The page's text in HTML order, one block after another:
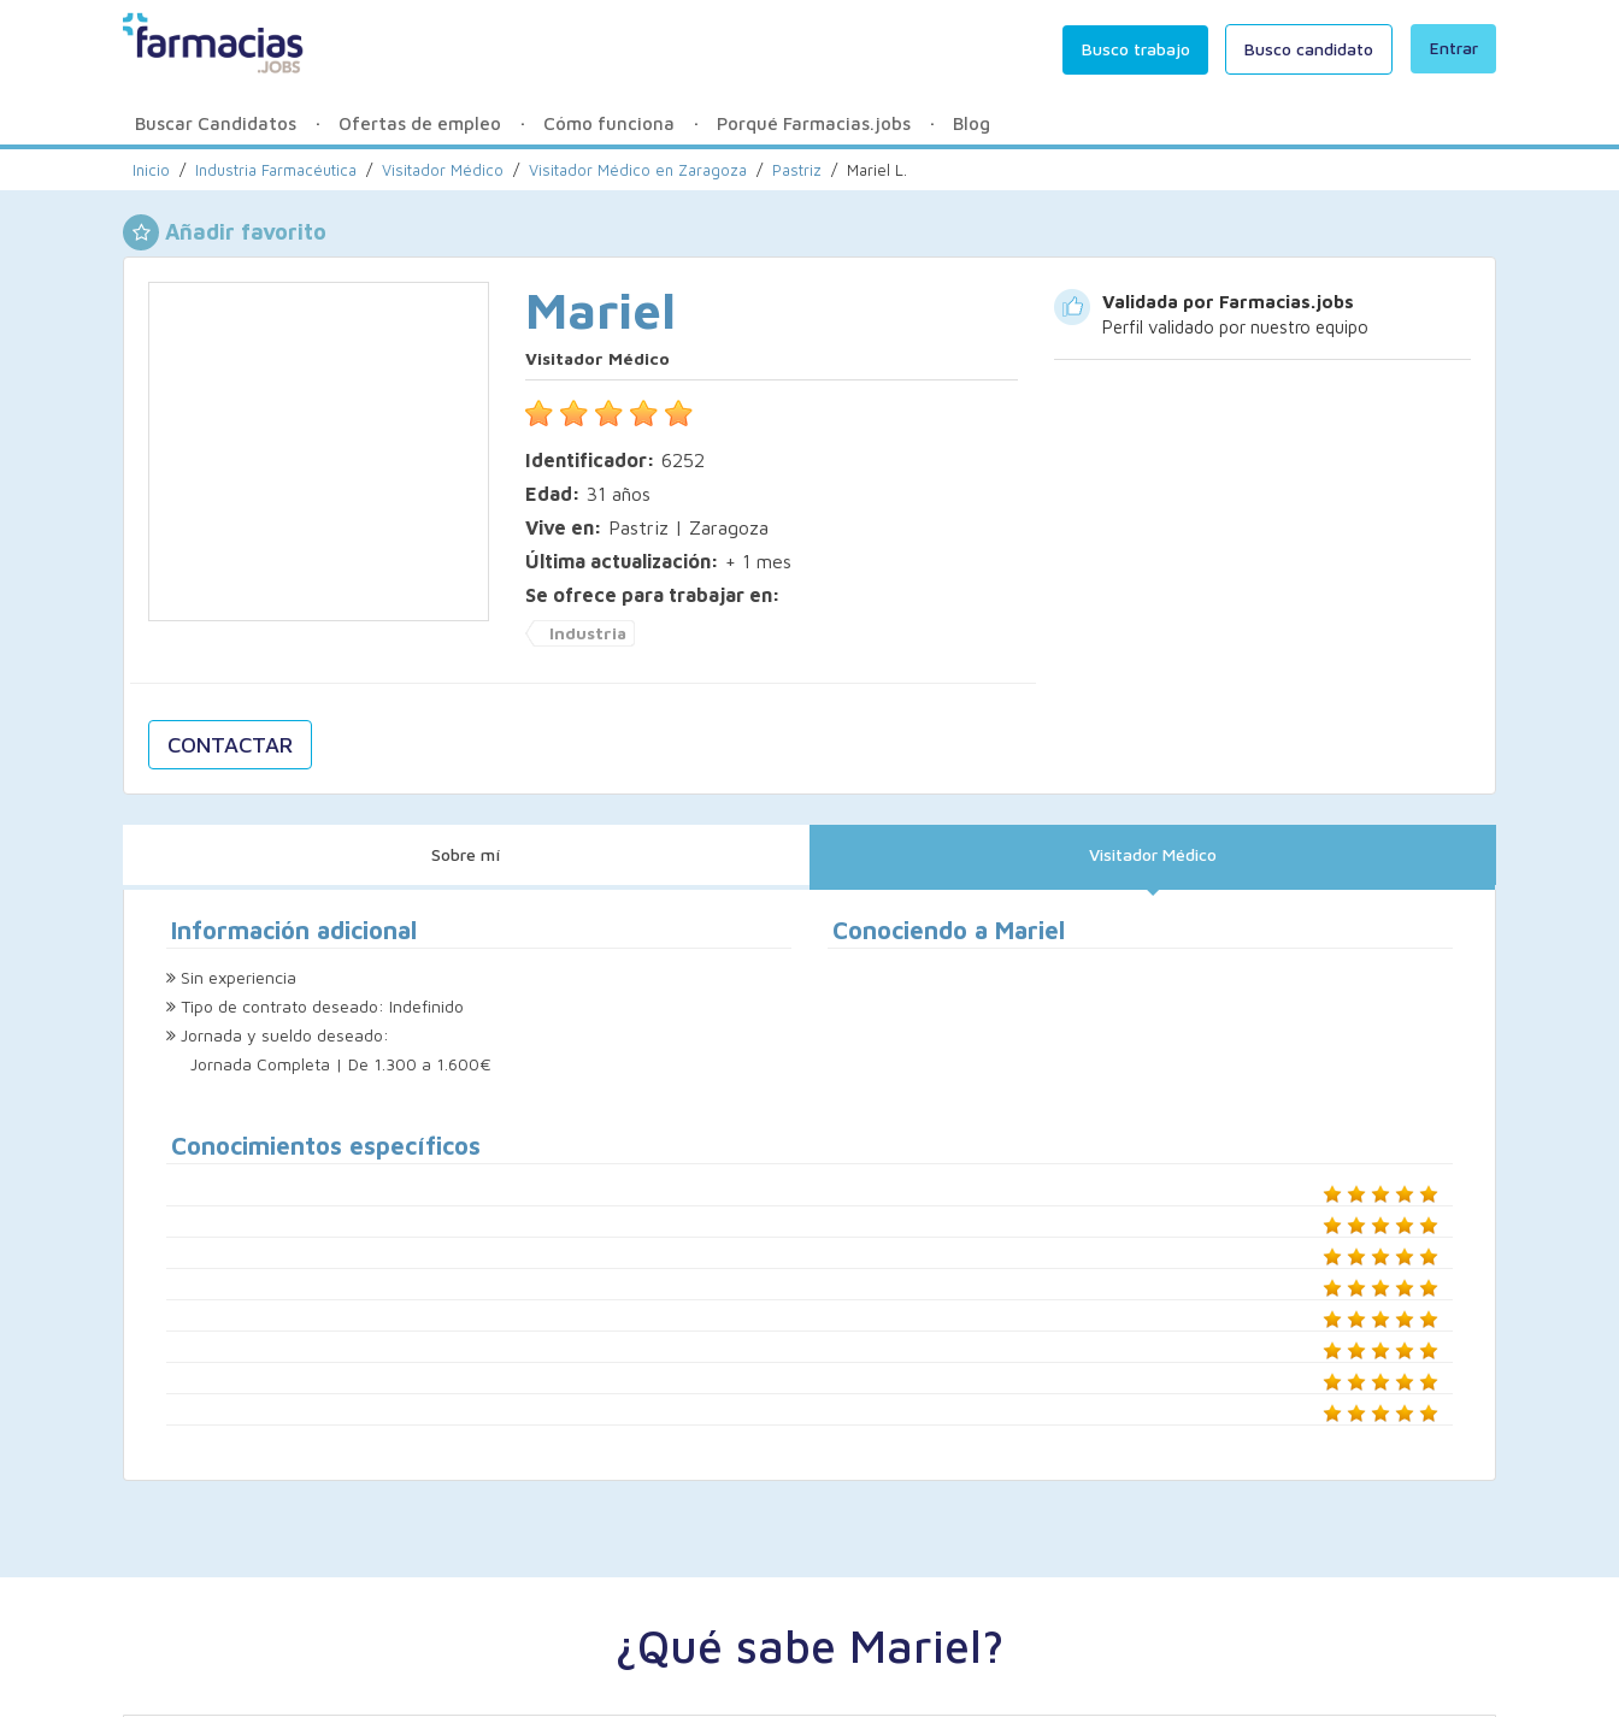
Entrar
Busco trabajo Busco candidato
Buscar Candidatos Ofertas de empleo Cómo funciona Porqué Farmacias.jobs Blog
Inicio / Industria Farmacéutica / Visitador Médico / Visitador Médico en Zaragoza / Pastriz / Mariel L.
Añadir favorito
Mariel
Visitador Médico
Identificador: 6252
Edad: 31 años
Vive en: Pastriz | Zaragoza
Última actualización: + 1 mes
Se ofrece para trabajar en:
Industria
CONTACTAR
Validada por Farmacias.jobs
Perfil validado por nuestro equipo
Sobre mí Visitador Médico
Información adicional
Sin experiencia
Tipo de contrato deseado: Indefinido
Jornada y sueldo deseado:
Jornada Completa | De 1.300 a 1.600€
Conociendo a Mariel
Conocimientos específicos
¿Qué sabe Mariel?